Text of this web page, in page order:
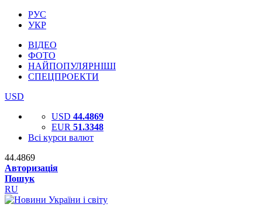
РУС
УКР
ВІДЕО
ФОТО
НАЙПОПУЛЯРНІШІ
СПЕЦПРОЕКТИ
USD
USD 44.4869
EUR 51.3348
Всі курси валют
44.4869
Авторизація
Пошук
RU